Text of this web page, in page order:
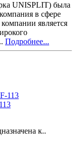
UNISPLIT) была
в сфере
является
Подробнее...
к..